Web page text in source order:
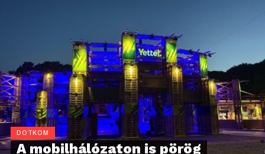
DOTKOM
A mobilhálózaton is pörög